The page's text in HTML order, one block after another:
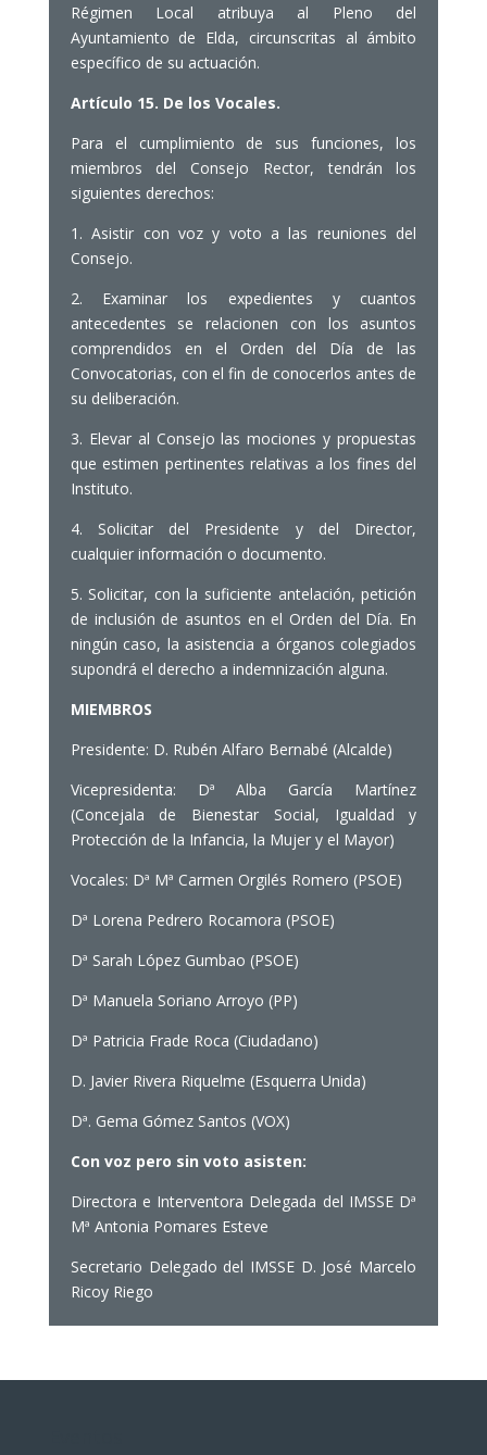
Régimen Local atribuya al Pleno del
Ayuntamiento de Elda, circunscritas al ámbito
específico de su actuación.
Artículo 15. De los Vocales.
Para el cumplimiento de sus funciones, los
miembros del Consejo Rector, tendrán los
siguientes derechos:
1. Asistir con voz y voto a las reuniones del
Consejo.
2. Examinar los expedientes y cuantos
antecedentes se relacionen con los asuntos
comprendidos en el Orden del Día de las
Convocatorias, con el fin de conocerlos antes de
su deliberación.
3. Elevar al Consejo las mociones y propuestas
que estimen pertinentes relativas a los fines del
Instituto.
4. Solicitar del Presidente y del Director,
cualquier información o documento.
5. Solicitar, con la suficiente antelación, petición
de inclusión de asuntos en el Orden del Día. En
ningún caso, la asistencia a órganos colegiados
supondrá el derecho a indemnización alguna.
MIEMBROS
Presidente: D. Rubén Alfaro Bernabé (Alcalde)
Vicepresidenta: Dª Alba García Martínez
(Concejala de Bienestar Social, Igualdad y
Protección de la Infancia, la Mujer y el Mayor)
Vocales: Dª Mª Carmen Orgilés Romero (PSOE)
Dª Lorena Pedrero Rocamora (PSOE)
Dª Sarah López Gumbao (PSOE)
Dª Manuela Soriano Arroyo (PP)
Dª Patricia Frade Roca (Ciudadano)
D. Javier Rivera Riquelme (Esquerra Unida)
Dª. Gema Gómez Santos (VOX)
Con voz pero sin voto asisten:
Directora e Interventora Delegada del IMSSE Dª
Mª Antonia Pomares Esteve
Secretario Delegado del IMSSE D. José Marcelo
Ricoy Riego